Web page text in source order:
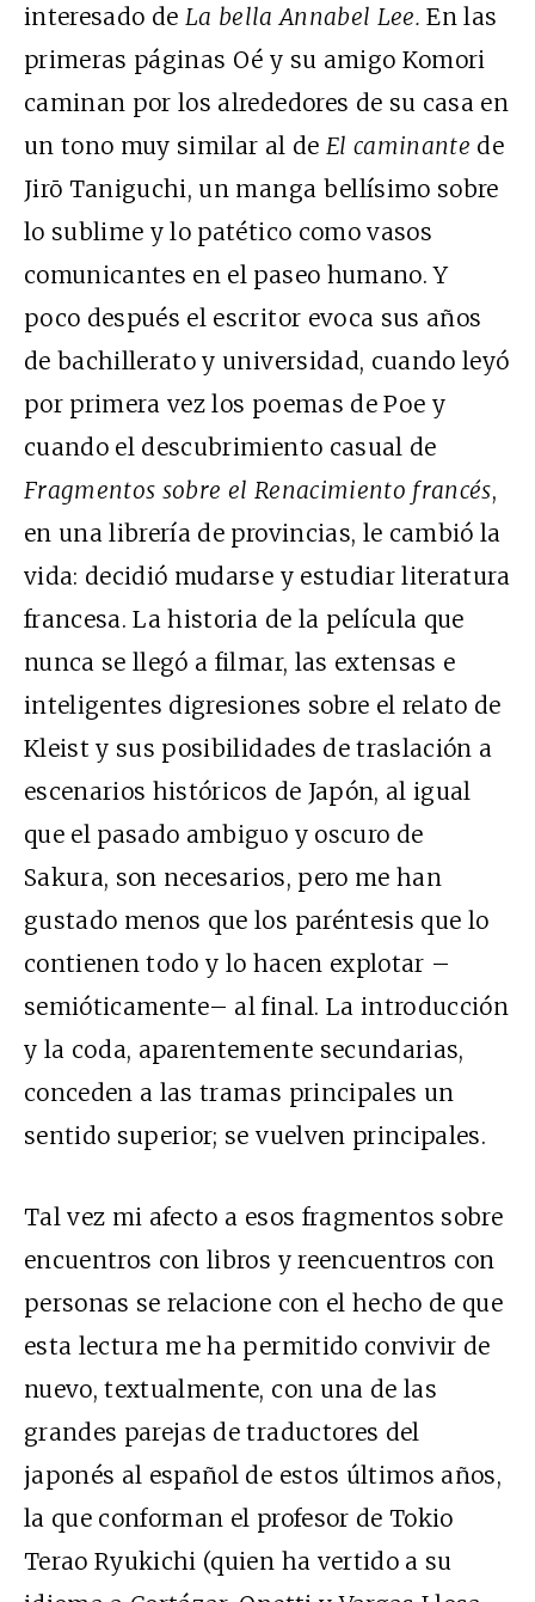
interesado de La bella Annabel Lee. En las
primeras páginas Oé y su amigo Komori
caminan por los alrededores de su casa en
un tono muy similar al de El caminante de
Jirō Taniguchi, un manga bellísimo sobre
lo sublime y lo patético como vasos
comunicantes en el paseo humano. Y
poco después el escritor evoca sus años
de bachillerato y universidad, cuando leyó
por primera vez los poemas de Poe y
cuando el descubrimiento casual de
Fragmentos sobre el Renacimiento francés,
en una librería de provincias, le cambió la
vida: decidió mudarse y estudiar literatura
francesa. La historia de la película que
nunca se llegó a filmar, las extensas e
inteligentes digresiones sobre el relato de
Kleist y sus posibilidades de traslación a
escenarios históricos de Japón, al igual
que el pasado ambiguo y oscuro de
Sakura, son necesarios, pero me han
gustado menos que los paréntesis que lo
contienen todo y lo hacen explotar –
semióticamente– al final. La introducción
y la coda, aparentemente secundarias,
conceden a las tramas principales un
sentido superior; se vuelven principales.
Tal vez mi afecto a esos fragmentos sobre
encuentros con libros y reencuentros con
personas se relacione con el hecho de que
esta lectura me ha permitido convivir de
nuevo, textualmente, con una de las
grandes parejas de traductores del
japonés al español de estos últimos años,
la que conforman el profesor de Tokio
Terao Ryukichi (quien ha vertido a su